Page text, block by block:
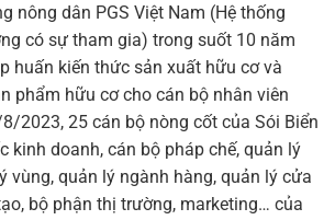
nông dân PGS Việt Nam (Hệ thống
có sự tham gia) trong suốt 10 năm
huấn kiến thức sản xuất hữu cơ và
phẩm hữu cơ cho cán bộ nhân viên
2023, 25 cán bộ nòng cốt của Sói Biển
kinh doanh, cán bộ pháp chế, quản lý
vùng, quản lý ngành hàng, quản lý cửa
bộ phận thị trường, marketing… của